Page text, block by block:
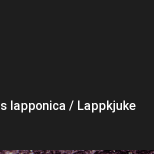
lapponica / Lappkjuke